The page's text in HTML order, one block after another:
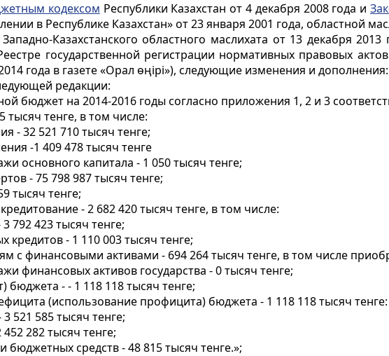
кодексом Республики Казахстан от 4 декабря 2008 года и
в Республике Казахстан» от 23 января 2001 года, областной
Западно-Казахстанского областного маслихата от 13 декабря
государственной регистрации нормативных правовых
года в газете «Орал өңірі»), следующие изменения и дополнения:
редакции:
бюджет на 2014-2016 годы согласно приложения 1, 2 и 3
тысяч тенге, в том числе:
- 32 521 710 тысяч тенге;
-1 409 478 тысяч тенге
основного капитала - 1 050 тысяч тенге;
- 75 798 987 тысяч тенге;
тысяч тенге;
- 2 682 420 тысяч тенге, в том числе:
792 423 тысяч тенге;
- 1 110 003 тысяч тенге;
с финансовыми активами - 694 264 тысяч тенге, в том числе
финансовых активов государства - 0 тысяч тенге;
бюджета - - 1 118 118 тысяч тенге;
(использование профицита) бюджета - 1 118 118 тысяч тенге:
521 585 тысяч тенге;
282 тысяч тенге;
бюджетных средств - 48 815 тысяч тенге.»;